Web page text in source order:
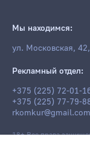
Мы находимся:
ул. Московская,
Рекламный отдел:
+375 (225) 72-01-
+375 (225) 77-79-
rkomkur@gmail.com
18+ Все права